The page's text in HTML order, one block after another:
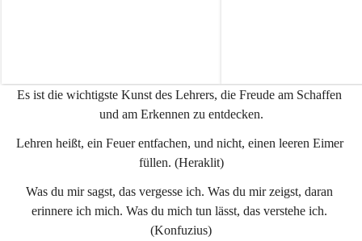
e
n
e
n
a
Es ist die wichtigste Kunst des Lehrers, die Freude am Schaffen
und am Erkennen zu entdecken.
Lehren heißt, ein Feuer entfachen, und nicht, einen leeren Eimer
füllen. (Heraklit)
Was du mir sagst, das vergesse ich. Was du mir zeigst, daran
erinnere ich mich. Was du mich tun lässt, das verstehe ich.
(Konfuzius)